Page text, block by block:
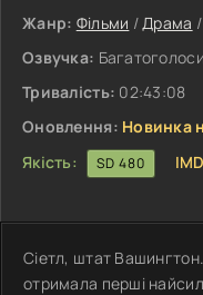
Жанр: Фільми /Драма /
Озвучка:
Тривалість: 02:43:08
Оновлення: Новинка
Якість:
SD 480
Сіетл, штат
отримала перші